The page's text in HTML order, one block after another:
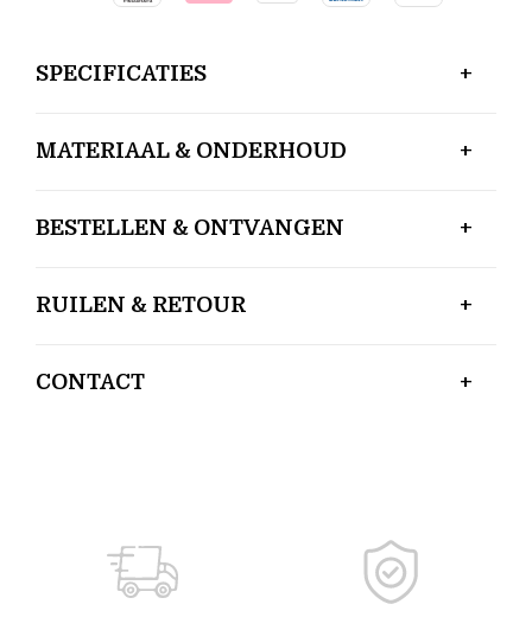
SPECIFICATIES
MATERIAAL & ONDERHOUD
BESTELLEN & ONTVANGEN
RUILEN & RETOUR
CONTACT